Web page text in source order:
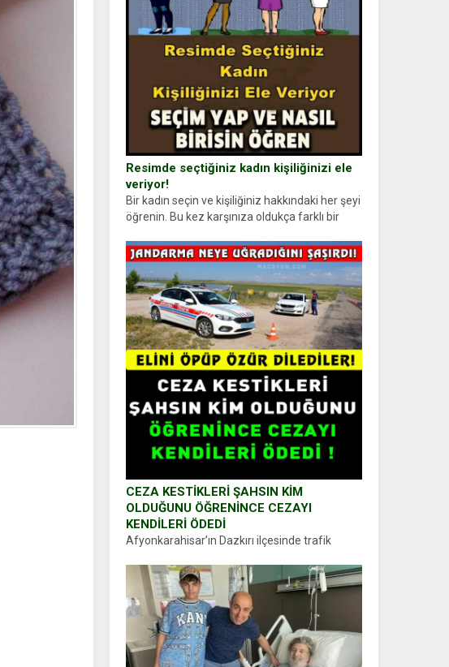
Resimde seçtiğiniz kadın kişiliğinizi ele
veriyor!
Bir kadın seçin ve kişiliğiniz hakkındaki her şeyi
öğrenin. Bu kez karşınıza oldukça farklı bir
kadın figürlerinden dikkatinizi en...
CEZA KESTİKLERİ ŞAHSIN KİM
OLDUĞUNU ÖĞRENİNCE CEZAYI
KENDİLERİ ÖDEDİ
Afyonkarahisar’ın Dazkırı ilçesinde trafik
durdurdukları bir otomobilin sürücüsünden
ehliyet ve ruhsat sorup belgelerini istedi.
Sürücü Abdurrahman Ö.nün verdiği evraklarda
eksik olduğunu...